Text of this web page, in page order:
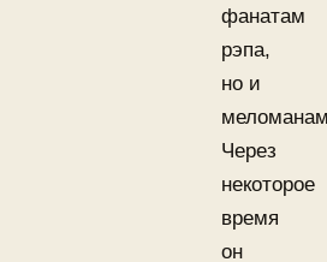
фанатам
рэпа,
но и
Через
некоторое
время
он